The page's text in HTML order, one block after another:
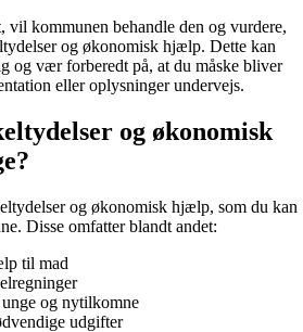
vil kommunen behandle den og vurdere,
og økonomisk hjælp. Dette kan
og vær forberedt på, at du måske bliver
eller oplysninger undervejs.
og økonomisk
og økonomisk hjælp, som du kan
Disse omfatter blandt andet:
til mad
og nytilkomne
udgifter